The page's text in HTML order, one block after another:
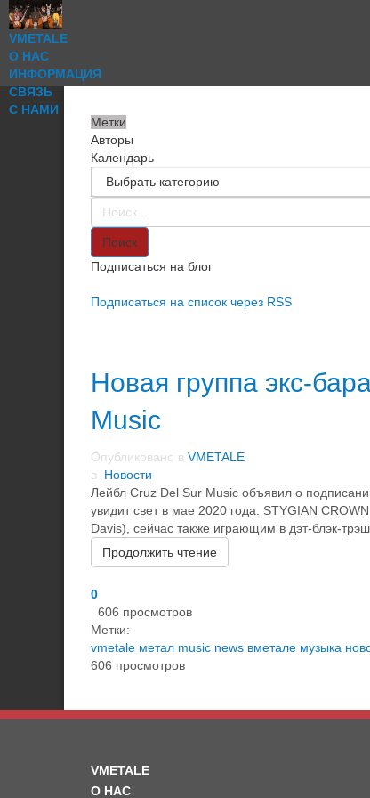
VMETALE
О НАС
ИНФОРМАЦИЯ
СВЯЗЬ
С НАМИ
Метки
Авторы
Календарь
Поиск
Подписаться на блог
Подписаться на список через RSS
Новая группа экс-
Music
Опубликовано в VMETALE
в Новости
Лейбл Cruz Del Sur Music объявил о
увидит свет в мае 2020 года. STYGIAN
Davis), сейчас также играющим в дэт-блэк-
Продолжить чтение
0
606 просмотров
Метки:
vmetale метал music news вметале музыка
606 просмотров
VMETALE
О НАС